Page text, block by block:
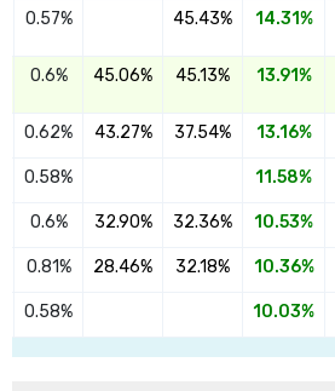
14.31%
45.43%
0.57%
13.91%
45.13%
45.06%
0.6%
13.16%
37.54%
43.27%
0.62%
11.58%
0.58%
10.53%
32.36%
32.90%
0.6%
10.36%
32.18%
28.46%
0.81%
10.03%
0.58%